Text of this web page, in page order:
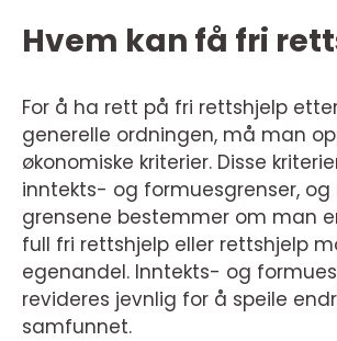
Hvem kan få fri
For å ha rett på fri rettshjelp
generelle ordningen, må man
økonomiske kriterier. Disse
inntekts- og formuesgrenser, og
grensene bestemmer om man
full fri rettshjelp eller rettshjelp
egenandel. Inntekts- og
revideres jevnlig for å speile
samfunnet.